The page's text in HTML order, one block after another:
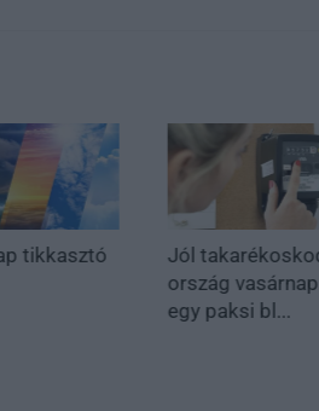
tikkasztó
Jól
ország
egy paksi bl...